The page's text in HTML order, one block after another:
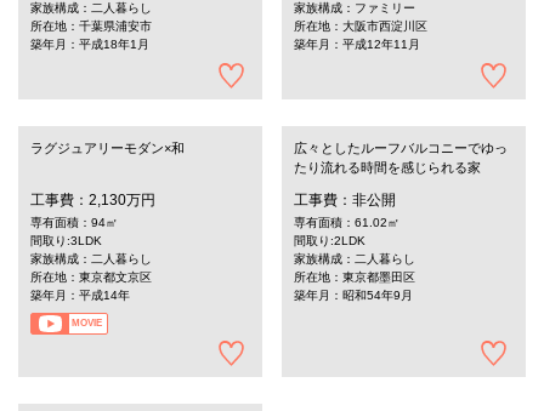
家族構成：二人暮らし
所在地：千葉県浦安市
築年月：平成18年1月
家族構成：ファミリー
所在地：大阪市西淀川区
築年月：平成12年11月
ラグジュアリーモダン×和
工事費：2,130万円
専有面積：94㎡
間取り:3LDK
家族構成：二人暮らし
所在地：東京都文京区
築年月：平成14年
MOVIE
広々としたルーフバルコニーでゆっ
たり流れる時間を感じられる家
工事費：非公開
専有面積：61.02㎡
間取り:2LDK
家族構成：二人暮らし
所在地：東京都墨田区
築年月：昭和54年9月